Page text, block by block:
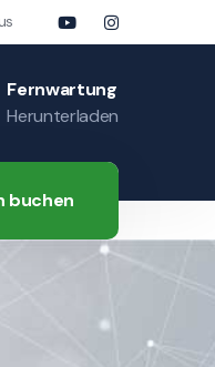
Fernwartung
Herunterladen
buchen